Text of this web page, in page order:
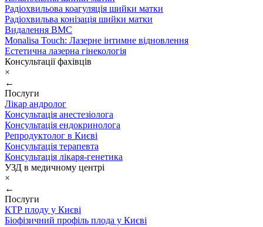
Радіохвильова коагуляція шийки матки
Радіохвильва конізація шийки матки
Видалення ВМС
Monalisa Touch: Лазерне інтимне відновлення
Естетична лазерна гінекологія
Консультації фахівців
×
←
Послуги
Лікар андролог
Консультація анестезіолога
Консультація ендокринолога
Репродуктолог в Києві
Консультація терапевта
Консультація лікаря-генетика
УЗД в медичному центрі
×
←
Послуги
КТР плоду у Києві
Біофізичний профіль плода у Києві